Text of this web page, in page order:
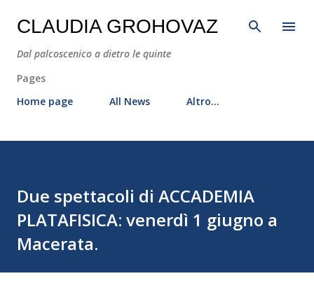
Passa ai contenuti principali
CLAUDIA GROHOVAZ
Dal palcoscenico a dietro le quinte
Pages
Home page
All News Altro…
Due spettacoli di ACCADEMIA
PLATAFISICA: venerdì 1 giugno a
Macerata.